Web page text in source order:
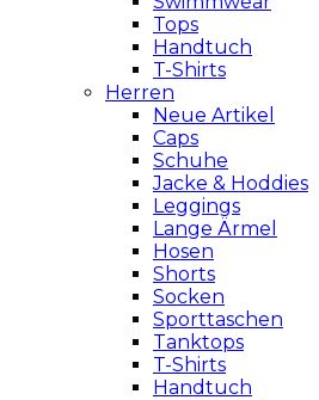
Tops
Handtuch
T-Shirts
Herren
Neue Artikel
Caps
Schuhe
Jacke & Hoddies
Leggings
Lange Ärmel
Hosen
Shorts
Socken
Sporttaschen
Tanktops
T-Shirts
Handtuch